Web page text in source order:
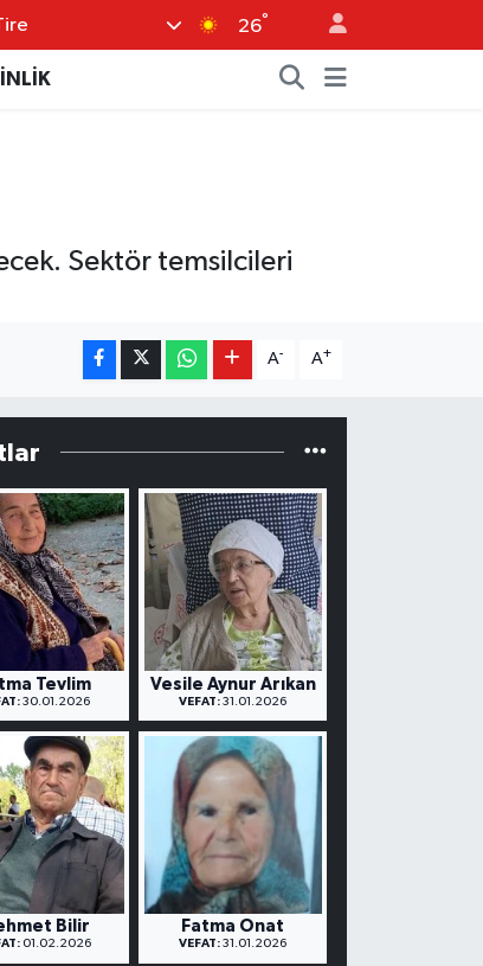
26°
Sektör temsilcileri
A- A+
Tevlim
30.01.2026
Vesile Aynur Arıkan
VEFAT: 31.01.2026
Bilir
01.02.2026
Fatma Onat
VEFAT: 31.01.2026